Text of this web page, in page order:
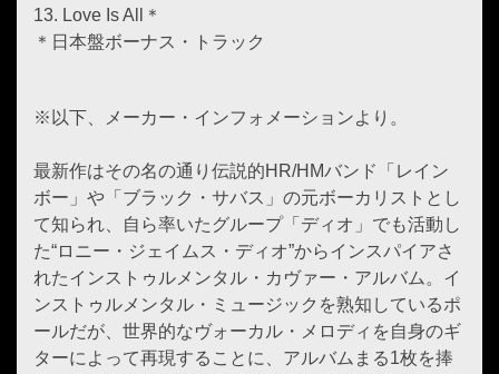
13. Love Is All＊
＊日本盤ボーナス・トラック
※以下、メーカー・インフォメーションより。
最新作はその名の通り伝説的HR/HMバンド「レイン
ボー」や「ブラック・サバス」の元ボーカリストとし
て知られ、自ら率いたグループ「ディオ」でも活動し
た“ロニー・ジェイムス・ディオ”からインスパイアさ
れたインストゥルメンタル・カヴァー・アルバム。イ
ンストゥルメンタル・ミュージックを熟知しているポ
ールだが、世界的なヴォーカル・メロディを自身のギ
ターによって再現することに、アルバムまる1枚を捧